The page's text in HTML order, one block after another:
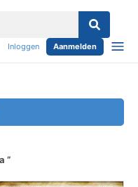
Inloggen Aanmelden